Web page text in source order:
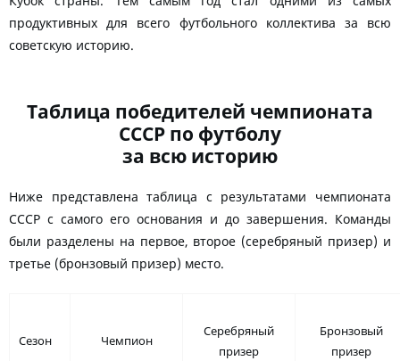
продуктивных для всего футбольного коллектива за всю
советскую историю.
Таблица победителей чемпионата
СССР по футболу
за всю историю
Ниже представлена таблица с результатами чемпионата
СССР с самого его основания и до завершения. Команды
были разделены на первое, второе (серебряный призер) и
третье (бронзовый призер) место.
Сезон Чемпион
Серебряный
призер
Бронзовый
призер